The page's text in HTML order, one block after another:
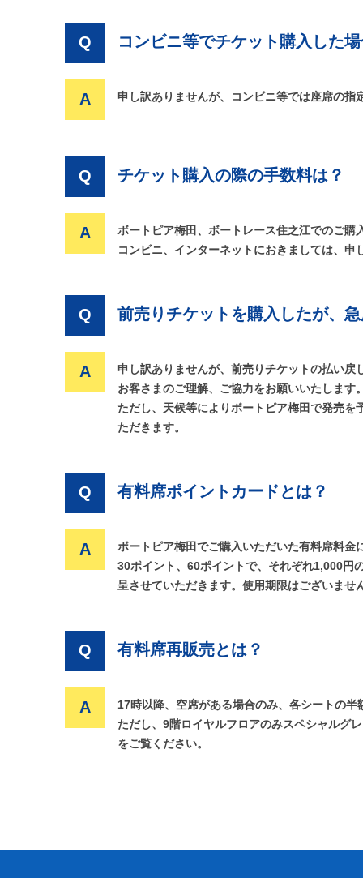
Q コンビニ等でチケット購入した
A 申し訳ありませんが、コンビニ等では座席の
Q チケット購入の際の手数料は？
A
ボートピア梅田、ボートレース住之江でのご購
コンビニ、インターネットにおきましては、
Q 前売りチケットを購入したが、
A
申し訳ありませんが、前売りチケットの払い戻
お客さまのご理解、ご協力をお願いいたします
ただし、天候等によりボートピア梅田で発売
ただきます。
Q 有料席ポイントカードとは？
A
ボートピア梅田でご購入いただいた有料席料
30ポイント、60ポイントで、それぞれ1,000円
呈させていただきます。使用期限はございませ
Q 有料席再販売とは？
A
17時以降、空席がある場合のみ、各シートの
ただし、9階ロイヤルフロアのみスペシャルグ
をご覧ください。